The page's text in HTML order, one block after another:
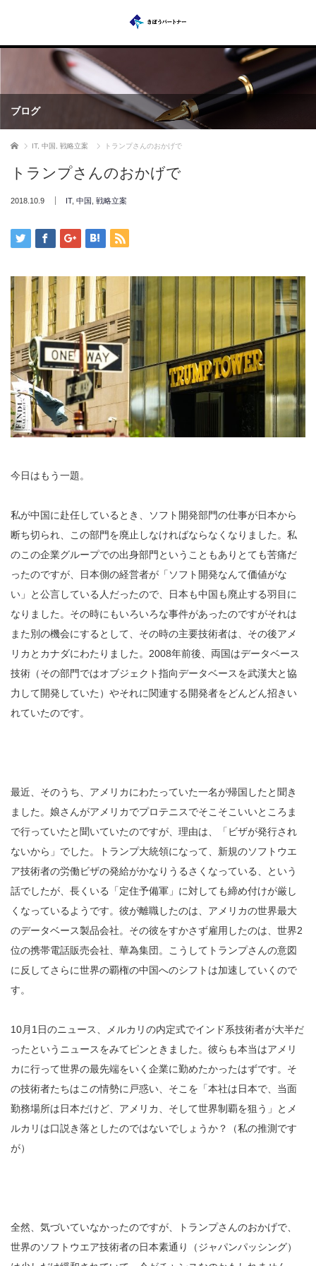
ブログ
ホーム IT, 中国 , 戦略立案 トランプさんのおかげで
トランプさんのおかげで
2018.10.9 IT, 中国 戦略立案
今日はもう一題。
私が中国に赴任しているとき、ソフト開発部門の仕事が日本から
断ち切られ、この部門を廃止しなければならなくなりました。私
のこの企業グループでの出身部門ということもありとても苦痛だ
ったのですが、日本側の経営者が「ソフト開発なんて価値がな
い」と公言している人だったので、日本も中国も廃止する羽目に
なりました。その時にもいろいろな事件があったのですがそれは
また別の機会にするとして、その時の主要技術者は、その後アメ
リカとカナダにわたりました。2008年前後、両国はデータベース
技術（その部門ではオブジェクト指向データベースを武漢大と協
力して開発していた）やそれに関連する開発者をどんどん招きい
れていたのです。
最近、そのうち、アメリカにわたっていた一名が帰国したと聞き
ました。娘さんがアメリカでプロテニスでそこそこいいところま
で行っていたと聞いていたのですが、理由は、「ビザが発行され
ないから」でした。トランプ大統領になって、新規のソフトウエ
ア技術者の労働ビザの発給がかなりうるさくなっている、という
話でしたが、長くいる「定住予備軍」に対しても締め付けが厳し
くなっているようです。彼が離職したのは、アメリカの世界最大
のデータベース製品会社。その彼をすかさず雇用したのは、世界2
位の携帯電話販売会社、華為集団。こうしてトランプさんの意図
に反してさらに世界の覇権の中国へのシフトは加速していくので
す。
10月1日のニュース、メルカリの内定式でインド系技術者が大半だ
ったというニュースをみてピンときました。彼らも本当はアメリ
カに行って世界の最先端をいく企業に勤めたかったはずです。そ
の技術者たちはこの情勢に戸惑い、そこを「本社は日本で、当面
勤務場所は日本だけど、アメリカ、そして世界制覇を狙う」とメ
ルカリは口説き落としたのではないでしょうか？（私の推測です
が）
全然、気づいていなかったのですが、トランプさんのおかげで、
世界のソフトウエア技術者の日本素通り（ジャパンパッシング）